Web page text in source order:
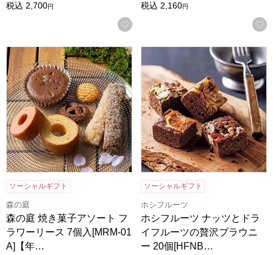
税込 2,700円
お気に入りに登録する
税込 2,160円
森の庭 焼き菓子アソート フラワーリース 7個入[MRM-01A]
ソーシャルギフト
森の庭
森の庭 焼き菓子アソート フ
ラワーリース 7個入[MRM-01
A]【年…
ホシフルーツ ナッツとドラ
ソーシャルギフト
ホシフルーツ
ホシフルーツ ナッツとドラ
イフルーツの贅沢ブラウニ
ー 20個[HFNB…